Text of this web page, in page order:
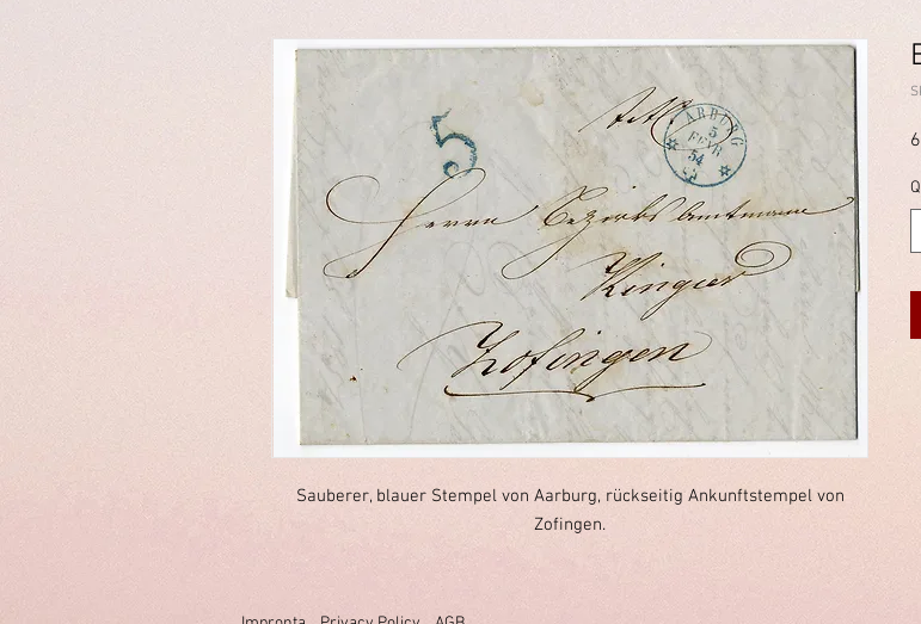
Sauberer, blauer Stempel von Aarburg, rückseitig Ankunftstempel von
Zofingen.